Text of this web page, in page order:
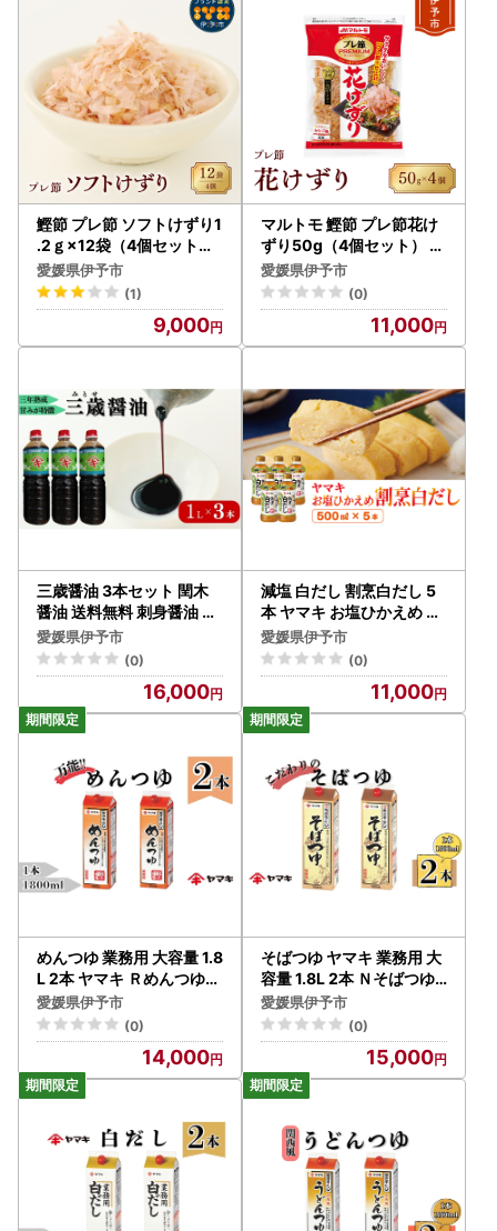
用 離乳食 だしパック 赤ち
ゃん ベビーフード 伊予市
｜A12
鰹節 プレ節 ソフトけずり1
.2ｇ×12袋（4個セット）
削り節 枕崎 マルトモ 出汁
ごはんのお供 トッピング
おかず ふりかけ 国産 うま
愛媛県伊予市
(1)
9,000
マルトモ 鰹節 プレ節花け
ずり50g（4個セット） 削
り節 枕崎 出汁 ごはんのお
供 トッピング おかず ふり
かけ 国産 うま味 伊予市｜
愛媛県伊予市
(0)
11,000
三歳醤油 3本セット 閏木
醤油 送料無料 刺身醤油 老
舗 調味料 愛媛 伊予市｜B1
74
愛媛県伊予市
(0)
16,000
減塩 白だし 割烹白だし 5
本 ヤマキ お塩ひかえめ 濃
縮2倍 人気 鰹節 だし うど
ん 煮物 そば 和食 万能 愛
媛 伊予市｜B225
愛媛県伊予市
(0)
11,000
めんつゆ 業務用 大容量 1.8
L 2本 ヤマキ Ｒめんつゆ1.
8L 紙パック 国産｜B282
愛媛県伊予市
(0)
14,000
そばつゆ ヤマキ 業務用 大
容量 1.8L 2本 Ｎそばつゆ1.
8L 紙パック 国産｜B284
愛媛県伊予市
(0)
15,000